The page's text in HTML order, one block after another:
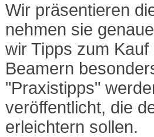
Wir präsentieren
nehmen sie
wir Tipps zum
Beamern
"Praxistipps"
veröffentlicht, die
erleichtern sollen.